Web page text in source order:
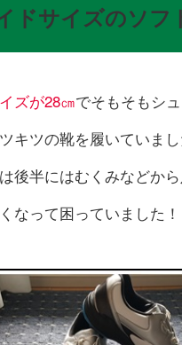
ドサイズのソフ
ズが28㎝でそもそもシ
キツの靴を履いていまし
後半にはむくみなどか
なって困っていました！